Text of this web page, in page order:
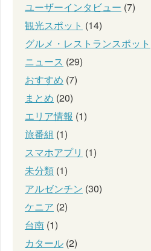
ユーザーインタビュー (7)
観光スポット (14)
グルメ・レストランスポット
ニュース (29)
おすすめ (7)
まとめ (20)
エリア情報 (1)
旅番組 (1)
スマホアプリ (1)
未分類 (1)
アルゼンチン (30)
ケニア (2)
台南 (1)
カタール (2)